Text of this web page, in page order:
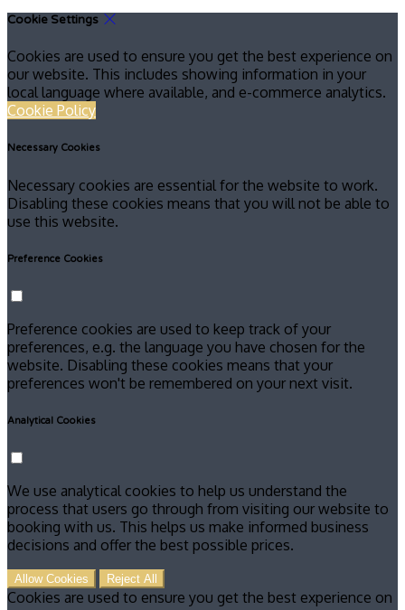
Cookie Settings
Cookies are used to ensure you get the best experience on
our website. This includes showing information in your
local language where available, and e-commerce analytics.
Cookie Policy
Necessary Cookies
Necessary cookies are essential for the website to work.
Disabling these cookies means that you will not be able to
use this website.
Preference Cookies
Preference cookies are used to keep track of your
preferences, e.g. the language you have chosen for the
website. Disabling these cookies means that your
preferences won't be remembered on your next visit.
Analytical Cookies
We use analytical cookies to help us understand the
process that users go through from visiting our website to
booking with us. This helps us make informed business
decisions and offer the best possible prices.
Allow Cookies Reject All
Cookies are used to ensure you get the best experience on